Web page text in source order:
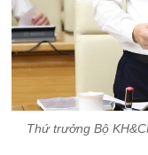
Thứ trưởng Bộ